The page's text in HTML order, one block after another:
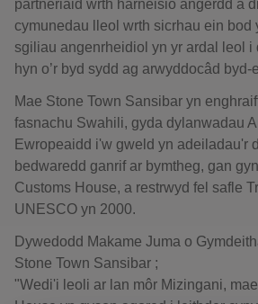
partneriaid wrth harneisio angerdd a
cymunedau lleol wrth sicrhau ein bod
sgiliau angenrheidiol yn yr ardal leol i
hyn o’r byd sydd ag arwyddocâd byd-
Mae Stone Town Sansibar yn
fasnachu Swahili, gyda dylanwadau
Ewropeaidd i'w gweld yn adeiladau'r
bedwaredd ganrif ar bymtheg, gan
Customs House, a restrwyd fel safle
UNESCO yn 2000.
Dywedodd Makame Juma o
Stone Town Sansibar ;
"Wedi'i leoli ar lan môr Mizingani,